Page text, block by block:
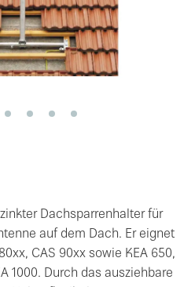
Dachsparrenhalter für
auf dem Dach. Er eignet
CAS 90xx sowie KEA 650,
1000. Durch das ausziehbare